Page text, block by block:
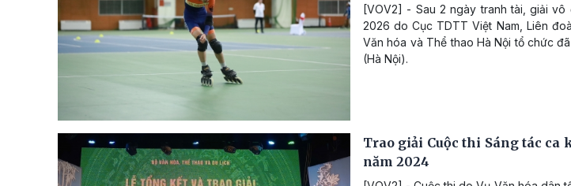
[VOV2] - Sau 2 ngày tranh tài, giải
2026 do Cục TDTT Việt Nam, Liên
Văn hóa và Thể thao Hà Nội tổ chức
(Hà Nội).
Trao giải Cuộc thi Sáng tác ca
năm 2024